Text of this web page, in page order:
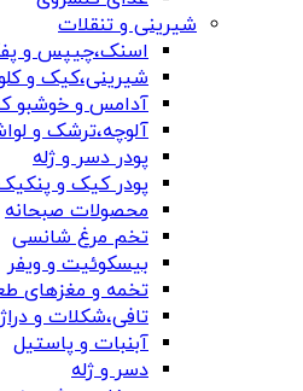
شیرینی و تنقلات
اسنک،چیپس و
شیرینی،کیک و
آدامس و خوشبو
آلوچه،ترشک و
پودر دسر و ژله
پودر کیک و
محصولات صبحانه
تخم مرغ شانسی
بیسکوئیت و ویفر
تخمه و مغزهای
تافی،شکلات و
آبنبات و پاستیل
دسر و ژله